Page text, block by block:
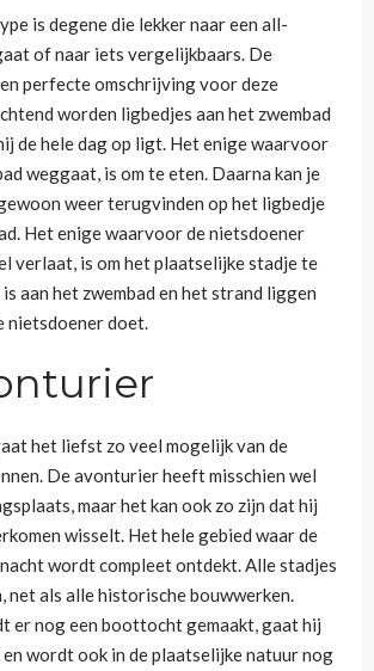
is degene die lekker naar een all-
of naar iets vergelijkbaars. De
perfecte omschrijving voor deze
worden ligbedjes aan het zwembad
de hele dag op ligt. Het enige waarvoor
weggaat, is om te eten. Daarna kan je
weer terugvinden op het ligbedje
Het enige waarvoor de nietsdoener
verlaat, is om het plaatselijke stadje te
aan het zwembad en het strand liggen
nietsdoener doet.
het liefst zo veel mogelijk van de
De avonturier heeft misschien wel
maar het kan ook zo zijn dat hij
wisselt. Het hele gebied waar de
wordt compleet ontdekt. Alle stadjes
net als alle historische bouwwerken.
er nog een boottocht gemaakt, gaat hij
wordt ook in de plaatselijke natuur nog